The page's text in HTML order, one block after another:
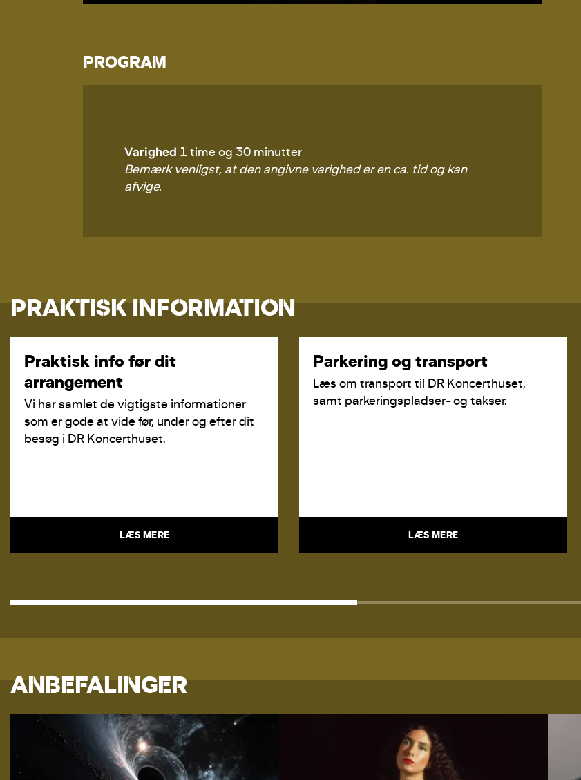
PROGRAM
Varighed 1 time og 30 minutter
Bemærk venligst, at den angivne varighed er en ca. tid og kan
afvige.
PRAKTISK INFORMATION
Praktisk info før dit
arrangement
Vi har samlet de vigtigste informationer
som er gode at vide før, under og efter dit
besøg i DR Koncerthuset.
LÆS MERE
Parkering og transport
Læs om transport til DR Koncerthuset,
samt parkeringspladser- og takser.
LÆS MERE
ANBEFALINGER
SCIENCE & COCKTAILS: BLACK HOLE
MYSTERIES